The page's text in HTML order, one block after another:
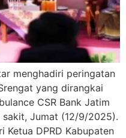
menghadiri peringatan
yang dirangkai
CSR Bank Jatim
Jumat (12/9/2025).
Ketua DPRD Kabupaten